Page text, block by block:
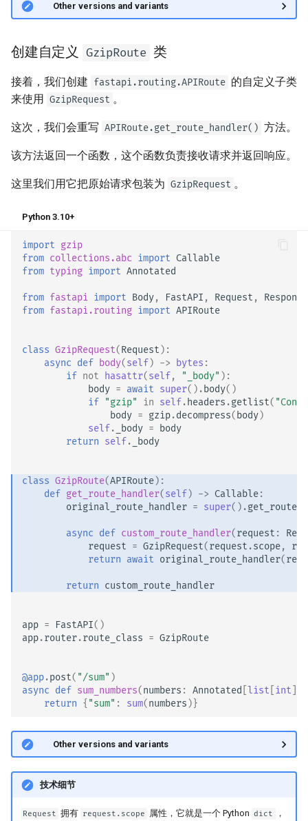
🤓 Other versions and variants
创建自定义 GzipRoute 类
接着，我们创建 fastapi.routing.APIRoute 的自定义子类
来使用
GzipRequest 。
这次，我们会重写 APIRoute.get_route_handler() 方法。
该方法返回一个函数，这个函数负责接收请求并返回响应。
这里我们用它把原始请求包装为 GzipRequest 。
Python 3.10+
import gzip
from collections.abc import Callable
from typing import Annotated
from fastapi import Body, FastAPI , Request ,
Response
from fastapi.routing import APIRoute
class GzipRequest(Request ):
async def body(self) -> bytes :
if not hasattr(self, "_body" ):
body = await super() . body()
if "gzip" in self. headers .getlist(
body = gzip.decompress( body)
self. _body =
body
return self. _body
class GzipRoute(APIRoute):
def get_route_handler(self) -> Callable:
original_route_handler = super() .
async def custom_route_handler(request :
request = GzipRequest(request .scope,
return await original_route_handler(
return custom_route_handler
app = FastAPI()
app.router.route_class = GzipRoute
@app.post( "/sum" )
async def sum_numbers(numbers : Annotated list int
return { "sum" : sum(numbers )}
🤓 Other versions and variants
技术细节
Request 拥有 request.scope 属性，它就是一个 Python dict
，